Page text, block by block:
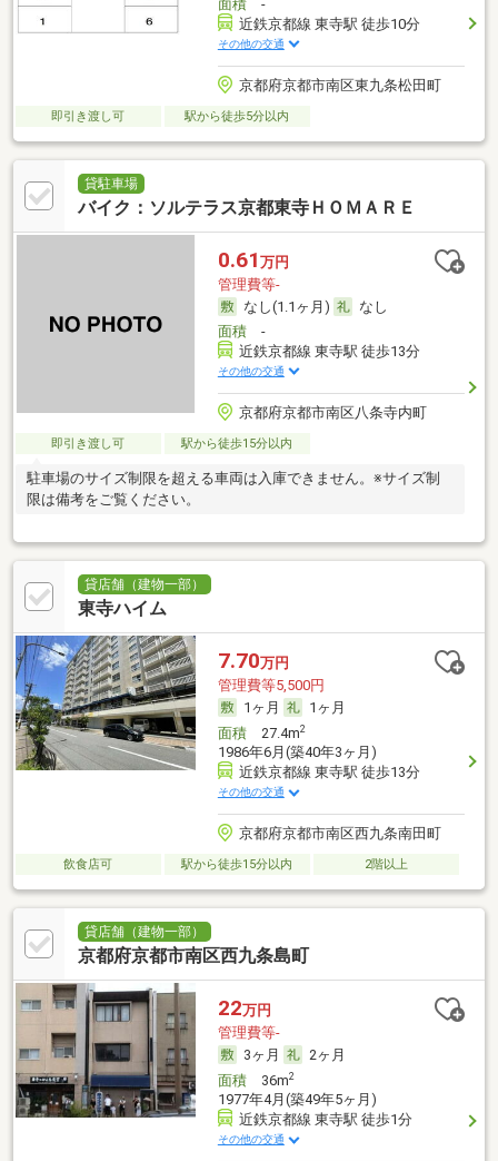
面積-
近鉄京都線 東寺駅 徒歩10分
その他の交通
京都府京都市南区東九条松田町
即引き渡し可 駅から徒歩5分以内
貸駐車場
バイク：ソルテラス京都東寺ＨＯＭＡＲＥ
0.61 万円
管理費等-
なし(1.1ヶ月)
なし
面積-
近鉄京都線 東寺駅 徒歩13分
その他の交通
京都府京都市南区八条寺内町
即引き渡し可 駅から徒歩15分以内
駐車場のサイズ制限を超える車両は入庫できません。※サイズ制
限は備考をご覧ください。
貸店舗（建物一部）
東寺ハイム
7.70万円
管理費等5,500円
1ヶ月
1ヶ月
面積27.4m2
1986年6月(築40年3ヶ月)
近鉄京都線 東寺駅 徒歩13分
その他の交通
京都府京都市南区西九条南田町
飲食店可 駅から徒歩15分以内 2階以上
貸店舗（建物一部）
京都府京都市南区西九条島町
22万円
管理費等-
3ヶ月
2ヶ月
面積36m2
1977年4月(築49年5ヶ月)
近鉄京都線 東寺駅 徒歩1分
その他の交通